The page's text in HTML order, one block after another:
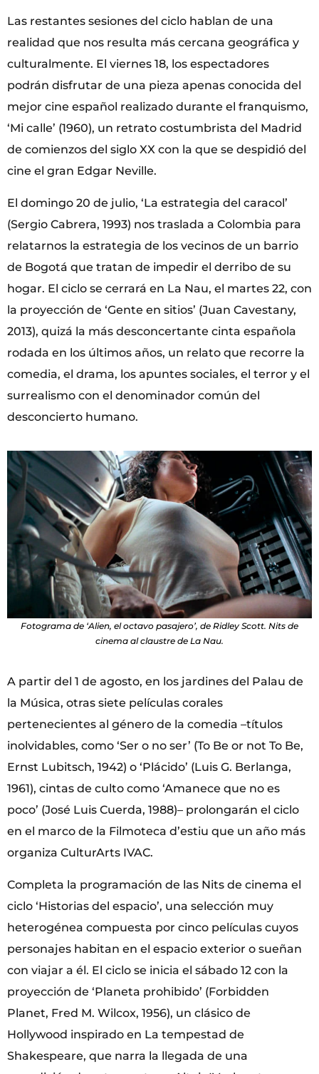
Las restantes sesiones del ciclo hablan de una
realidad que nos resulta más cercana geográfica y
culturalmente. El viernes 18, los espectadores
podrán disfrutar de una pieza apenas conocida del
mejor cine español realizado durante el franquismo,
‘Mi calle’ (1960), un retrato costumbrista del Madrid
de comienzos del siglo XX con la que se despidió del
cine el gran Edgar Neville.
El domingo 20 de julio, ‘La estrategia del caracol’
(Sergio Cabrera, 1993) nos traslada a Colombia para
relatarnos la estrategia de los vecinos de un barrio
de Bogotá que tratan de impedir el derribo de su
hogar. El ciclo se cerrará en La Nau, el martes 22, con
la proyección de ‘Gente en sitios’ (Juan Cavestany,
2013), quizá la más desconcertante cinta española
rodada en los últimos años, un relato que recorre la
comedia, el drama, los apuntes sociales, el terror y el
surrealismo con el denominador común del
desconcierto humano.
Fotograma de ‘Alien, el octavo pasajero’, de Ridley Scott. Nits de
cinema al claustre de La Nau.
A partir del 1 de agosto, en los jardines del Palau de
la Música, otras siete películas corales
pertenecientes al género de la comedia –títulos
inolvidables, como ‘Ser o no ser’ (To Be or not To Be,
Ernst Lubitsch, 1942) o ‘Plácido’ (Luis G. Berlanga,
1961), cintas de culto como ‘Amanece que no es
poco’ (José Luis Cuerda, 1988)– prolongarán el ciclo
en el marco de la Filmoteca d’estiu que un año más
organiza CulturArts IVAC.
Completa la programación de las Nits de cinema el
ciclo ‘Historias del espacio’, una selección muy
heterogénea compuesta por cinco películas cuyos
personajes habitan en el espacio exterior o sueñan
con viajar a él. El ciclo se inicia el sábado 12 con la
proyección de ‘Planeta prohibido’ (Forbidden
Planet, Fred M. Wilcox, 1956), un clásico de
Hollywood inspirado en La tempestad de
Shakespeare, que narra la llegada de una